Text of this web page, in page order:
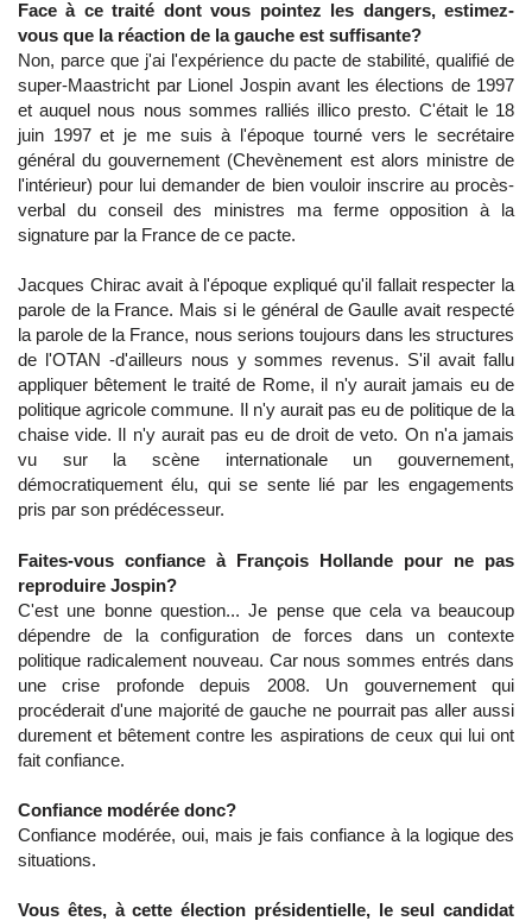
Face à ce traité dont vous pointez les dangers, estimez-
vous que la réaction de la gauche est suffisante?
Non, parce que j'ai l'expérience du pacte de stabilité, qualifié de
super-Maastricht par Lionel Jospin avant les élections de 1997
et auquel nous nous sommes ralliés illico presto. C'était le 18
juin 1997 et je me suis à l'époque tourné vers le secrétaire
général du gouvernement (Chevènement est alors ministre de
l'intérieur) pour lui demander de bien vouloir inscrire au procès-
verbal du conseil des ministres ma ferme opposition à la
signature par la France de ce pacte.
Jacques Chirac avait à l'époque expliqué qu'il fallait respecter la
parole de la France. Mais si le général de Gaulle avait respecté
la parole de la France, nous serions toujours dans les structures
de l'OTAN -d'ailleurs nous y sommes revenus. S'il avait fallu
appliquer bêtement le traité de Rome, il n'y aurait jamais eu de
politique agricole commune. Il n'y aurait pas eu de politique de la
chaise vide. Il n'y aurait pas eu de droit de veto. On n'a jamais
vu sur la scène internationale un gouvernement,
démocratiquement élu, qui se sente lié par les engagements
pris par son prédécesseur.
Faites-vous confiance à François Hollande pour ne pas
reproduire Jospin?
C'est une bonne question... Je pense que cela va beaucoup
dépendre de la configuration de forces dans un contexte
politique radicalement nouveau. Car nous sommes entrés dans
une crise profonde depuis 2008. Un gouvernement qui
procéderait d'une majorité de gauche ne pourrait pas aller aussi
durement et bêtement contre les aspirations de ceux qui lui ont
fait confiance.
Confiance modérée donc?
Confiance modérée, oui, mais je fais confiance à la logique des
situations.
Vous êtes, à cette élection présidentielle, le seul candidat